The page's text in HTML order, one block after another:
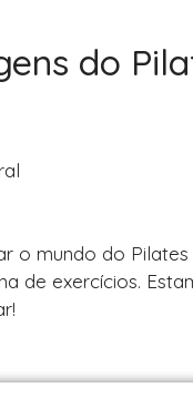
do
o mundo do
de exercícios.